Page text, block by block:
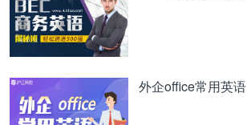
外企office常用英语